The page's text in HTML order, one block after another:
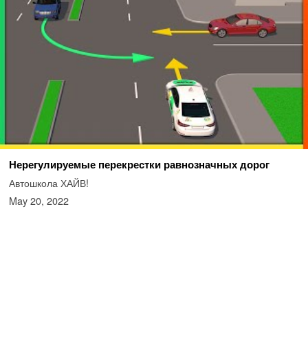
Нерегулируемые перекрестки равнозначных дорог
Автошкола ХАЙВ!
May 20, 2022